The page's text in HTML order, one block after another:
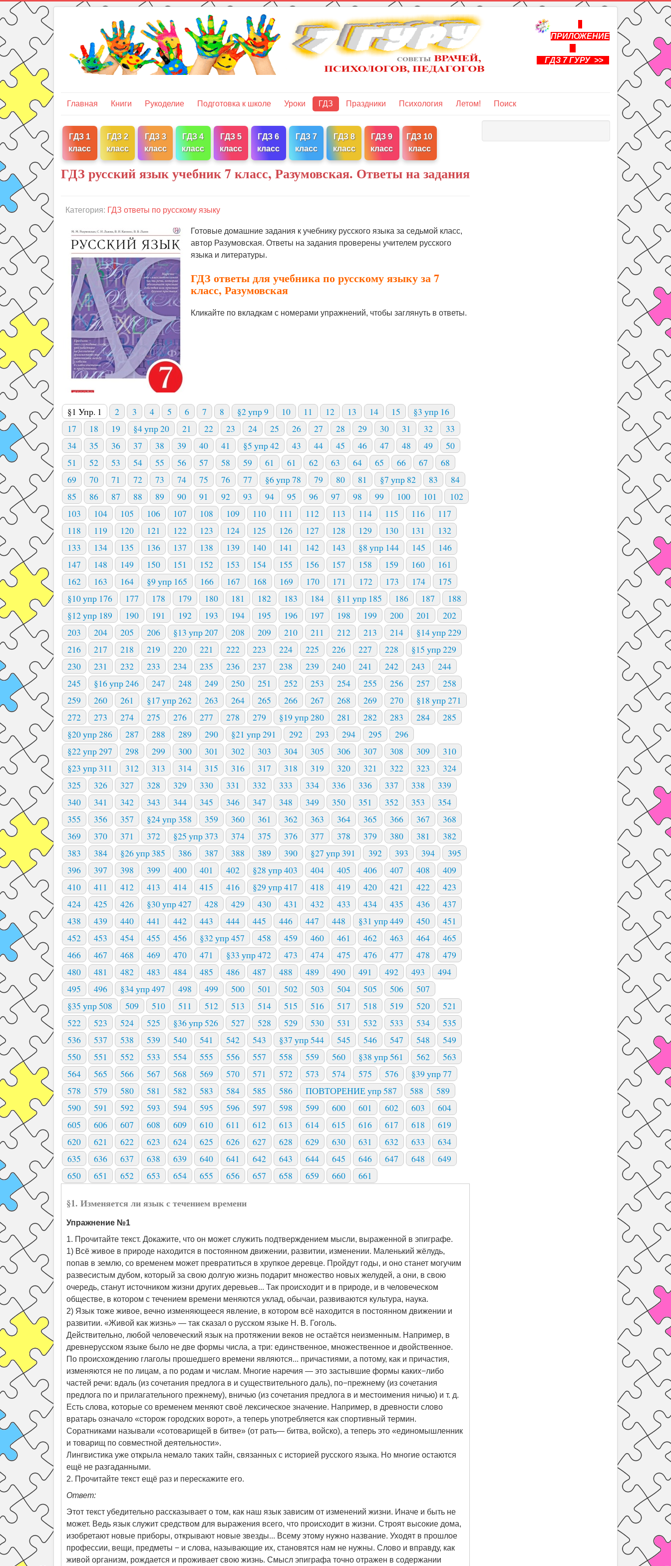
ПРИЛОЖЕНИЕ
ГДЗ 7 ГУРУ >>
Главная Книги Рукоделие Подготовка к школе Уроки ГДЗ Праздники Психология Летом! Поиск
ГДЗ 1
класс
ГДЗ 2
класс
ГДЗ 3
класс
ГДЗ 4
класс
ГДЗ 5
класс
ГДЗ 6
класс
ГДЗ 7
класс
ГДЗ 8
класс
ГДЗ 9
класс
ГДЗ 10
класс
ГДЗ русский язык учебник 7 класс, Разумовская. Ответы на задания
Категория: ГДЗ ответы по русскому языку
Готовые домашние задания к учебнику русского языка за седьмой класс,
автор Разумовская. Ответы на задания проверены учителем русского
языка и литературы.
ГДЗ ответы для учебника по русскому языку за 7
класс, Разумовская
Кликайте по вкладкам с номерами упражнений, чтобы заглянуть в ответы.
§1 Упр. 1 2 3 4 5 6 7 8 §2 упр 9 10 11 12 13 14 15
§3 упр 16
17
18 19 §4 упр 20 21 22 23 24 25 26 27 28 29 30 31 32
33
34
35 36 37 38 39 40 41 §5 упр 42 43 44 45 46 47 48 49
50
51
52 53 54 55 56 57 58 59 61 61 62 63 64 65 66 67
68
69
70 71 72 73 74 75 76 77 §6 упр 78 79 80 81 §7 упр 82 83
84
85
86 87 88 89 90 91 92 93 94 95 96 97 98 99 100 101
102
103
104 105 106 107 108 109 110 111 112 113 114 115 116
117
118
119 120 121 122 123 124 125 126 127 128 129 130 131
132
133
134 135 136 137 138 139 140 141 142 143 §8 упр 144 145
146
147
148 149 150 151 152 153 154 155 156 157 158 159 160
161
162
163 164 §9 упр 165 166 167 168 169 170 171 172 173 174
175
§10 упр 176
177 178 179 180 181 182 183 184 §11 упр 185 186 187
188
§12 упр 189
190 191 192 193 194 195 196 197 198 199 200 201
202
203
204 205 206 §13 упр 207 208 209 210 211 212 213 214
§14 упр 229
216
217 218 219 220 221 222 223 224 225 226 227 228
§15 упр 229
230
231 232 233 234 235 236 237 238 239 240 241 242 243
244
245
§16 упр 246 247 248 249 250 251 252 253 254 255 256 257
258
259
260 261 §17 упр 262 263 264 265 266 267 268 269 270
§18 упр 271
272
273 274 275 276 277 278 279 §19 упр 280 281 282 283 284
285
§20 упр 286
287 288 289 290 §21 упр 291 292 293 294 295
296
§22 упр 297
298 299 300 301 302 303 304 305 306 307 308 309
310
§23 упр 311
312 313 314 315 316 317 318 319 320 321 322 323
324
325
326 327 328 329 330 331 332 333 334 336 336 337 338
339
340
341 342 343 344 345 346 347 348 349 350 351 352 353
354
355
356 357 §24 упр 358 359 360 361 362 363 364 365 366 367
368
369
370 371 372 §25 упр 373 374 375 376 377 378 379 380 381
382
383
384 §26 упр 385 386 387 388 389 390 §27 упр 391 392 393 394
395
396
397 398 399 400 401 402 §28 упр 403 404 405 406 407 408
409
410
411 412 413 414 415 416 §29 упр 417 418 419 420 421 422
423
424
425 426 §30 упр 427 428 429 430 431 432 433 434 435 436
437
438
439 440 441 442 443 444 445 446 447 448 §31 упр 449 450
451
452
453 454 455 456 §32 упр 457 458 459 460 461 462 463 464
465
466
467 468 469 470 471 §33 упр 472 473 474 475 476 477 478
479
480
481 482 483 484 485 486 487 488 489 490 491 492 493
494
495
496 §34 упр 497 498 499 500 501 502 503 504 505 506
507
§35 упр 508
509 510 511 512 513 514 515 516 517 518 519 520
521
522
523 524 525 §36 упр 526 527 528 529 530 531 532 533 534
535
536
537 538 539 540 541 542 543 §37 упр 544 545 546 547 548
549
550
551 552 533 554 555 556 557 558 559 560 §38 упр 561 562
563
564
565 566 567 568 569 570 571 572 573 574 575 576
§39 упр 77
578
579 580 581 582 583 584 585 586 ПОВТОРЕНИЕ упр 587 588
589
590
591 592 593 594 595 596 597 598 599 600 601 602 603
604
605
606 607 608 609 610 611 612 613 614 615 616 617 618
619
620
621 622 623 624 625 626 627 628 629 630 631 632 633
634
635
636 637 638 639 640 641 642 643 644 645 646 647 648
649
650
651 652 653 654 655 656 657 658 659 660 661
§1. Изменяется ли язык с течением времени
Упражнение №1
1. Прочитайте текст. Докажите, что он может служить подтверждением мысли, выраженной в эпиграфе.
1) Всё живое в природе находится в постоянном движении, развитии, изменении. Маленький жёлудь,
попав в землю, со временем может превратиться в хрупкое деревце. Пройдут годы, и оно станет могучим
развесистым дубом, который за свою долгую жизнь подарит множество новых желудей, а они, в свою
очередь, станут источником жизни других деревьев... Так происходит и в природе, и в человеческом
обществе, в котором с течением времени меняются уклад, обычаи, развиваются культура, наука.
2) Язык тоже живое, вечно изменяющееся явление, в котором всё находится в постоянном движении и
развитии. «Живой как жизнь» — так сказал о русском языке Н. В. Гоголь.
Действительно, любой человеческий язык на протяжении веков не остаётся неизменным. Например, в
древнерусском языке было не две формы числа, а три: единственное, множественное и двойственное.
По происхождению глаголы прошедшего времени являются... причастиями, а потому, как и причастия,
изменяются не по лицам, а по родам и числам. Многие наречия — это застывшие формы каких−либо
частей речи: вдаль (из сочетания предлога в и существительного даль), по−прежнему (из сочетания
предлога по и прилагательного прежнему), вничью (из сочетания предлога в и местоимения ничью) и т. д.
Есть слова, которые со временем меняют своё лексическое значение. Например, в древности слово
вратарь означало «сторож городских ворот», а теперь употребляется как спортивный термин.
Соратниками называли «сотоварищей в битве» (от рать— битва, войско), а теперь это «единомышленник
и товарищ по совместной деятельности».
Лингвистика уже открыла немало таких тайн, связанных с историей русского языка. Но многие остаются
ещё не разгаданными.
2. Прочитайте текст ещё раз и перескажите его.
Ответ:
Этот текст убедительно рассказывает о том, как наш язык зависим от изменений жизни. Иначе и быть не
может. Ведь язык служит средством для выражения всего, что происходит в жизни. Строят высокие дома,
изобретают новые приборы, открывают новые звезды... Всему этому нужно название. Уходят в прошлое
профессии, вещи, предметы − и слова, называющие их, становятся нам не нужны. Слово и вправду, как
живой организм, рождается и проживает свою жизнь. Смысл эпиграфа точно отражен в содержании